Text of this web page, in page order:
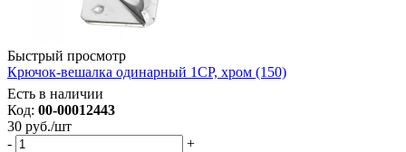
Быстрый просмотр
Крючок-вешалка одинарный 1CP, хром (150)
Есть в наличии
Код: 00-00012443
30 руб./шт
-
+